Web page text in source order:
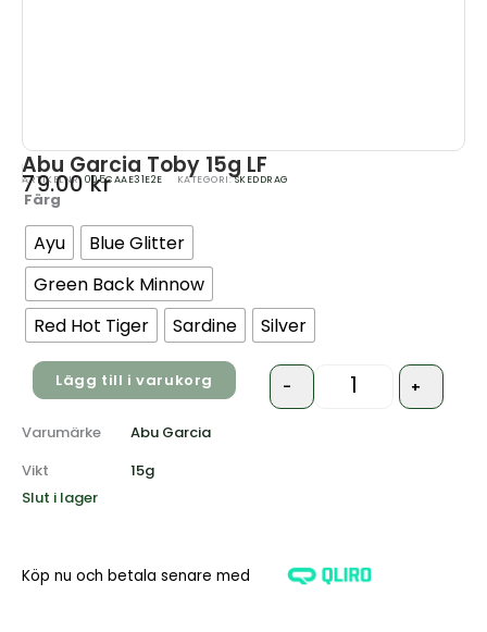
Abu Garcia Toby 15g LF
ARTIKELNR:005CAAE31E2E KATEGORI:SKEDDRAG
79.00kr
Färg
Ayu
Blue Glitter
Green Back Minnow
Red Hot Tiger
Sardine Silver
- +
Lägg till i varukorg
Varumärke
Abu Garcia
Vikt
15g
Slut i lager
Köp nu och betala senare med